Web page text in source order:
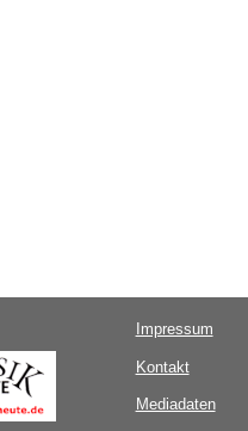
Impressum
Kontakt
Mediadaten